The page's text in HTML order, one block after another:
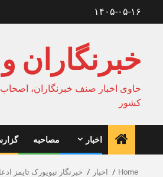
۱۴۰۵-۰۵-۱۶
خبرنگاران
حاوی اخبار صنف خبرنگاران،
کشور
اخبار مصاحبه
Home اخبار خبرنگار نیویورک تایمز